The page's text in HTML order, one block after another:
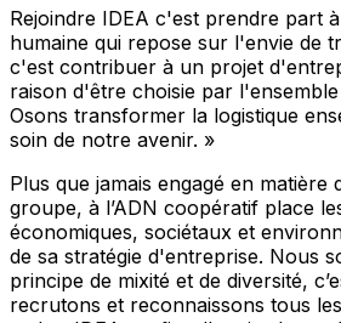
Rejoindre IDEA c'est prendre part
humaine qui repose sur l'envie de
c'est contribuer à un projet
raison d'être choisie par
Osons transformer la logistique
soin de notre avenir. »
Plus que jamais engagé en matière
groupe, à l’ADN coopératif place
économiques, sociétaux et
de sa stratégie d'entreprise. Nous
principe de mixité et de diversité,
recrutons et reconnaissons tous